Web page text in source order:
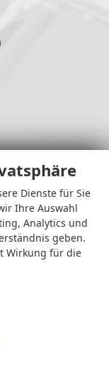
Dienste für Sie
Ihre Auswahl
Analytics und
geben.
Wirkung für die